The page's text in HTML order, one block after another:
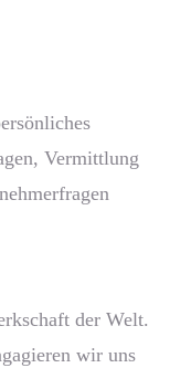
Vermittlung
der Welt.
wir uns